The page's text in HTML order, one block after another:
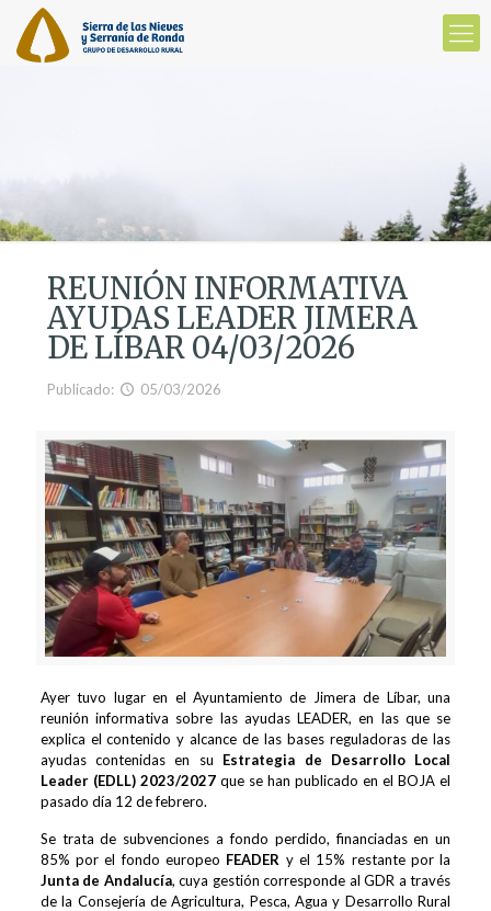
REUNIÓN INFORMATIVA
AYUDAS LEADER JIMERA
DE LÍBAR 04/03/2026
Publicado: 05/03/2026
Ayer tuvo lugar en el Ayuntamiento de Jimera de Líbar, una
reunión informativa sobre las ayudas LEADER, en las que se
explica el contenido y alcance de las bases reguladoras de las
ayudas contenidas en su Estrategia de Desarrollo Local
Leader (EDLL) 2023/2027que se han publicado en el BOJA el
pasado día 12 de febrero.
Se trata de subvenciones a fondo perdido, financiadas en un
85% por el fondo europeo FEADER y el 15% restante por la
Junta de Andalucía, cuya gestión corresponde al GDR a través
de la Consejería de Agricultura, Pesca, Agua y Desarrollo Rural